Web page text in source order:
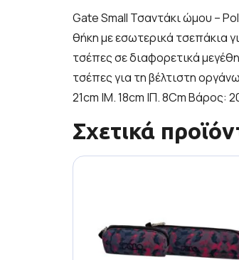
Gate Small Τσαντάκι ώμου –
θήκη με εσωτερικά τσεπάκια
τσέπες σε διαφορετικά
τσέπες για τη βέλτιστη
21cm |Μ. 18cm |Π. 8Cm Βάρος:
Σχετικά